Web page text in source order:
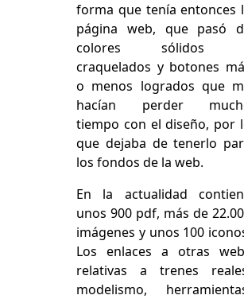
forma que tenía entonces
página web, que pasó
colores sólidos
craquelados y botones
o menos logrados que
hacían perder
tiempo con el diseño, por
que dejaba de tenerlo
los fondos de la web.
En la actualidad
unos 900 pdf, más de
imágenes y unos 100
Los enlaces a otras
relativas a trenes
modelismo,